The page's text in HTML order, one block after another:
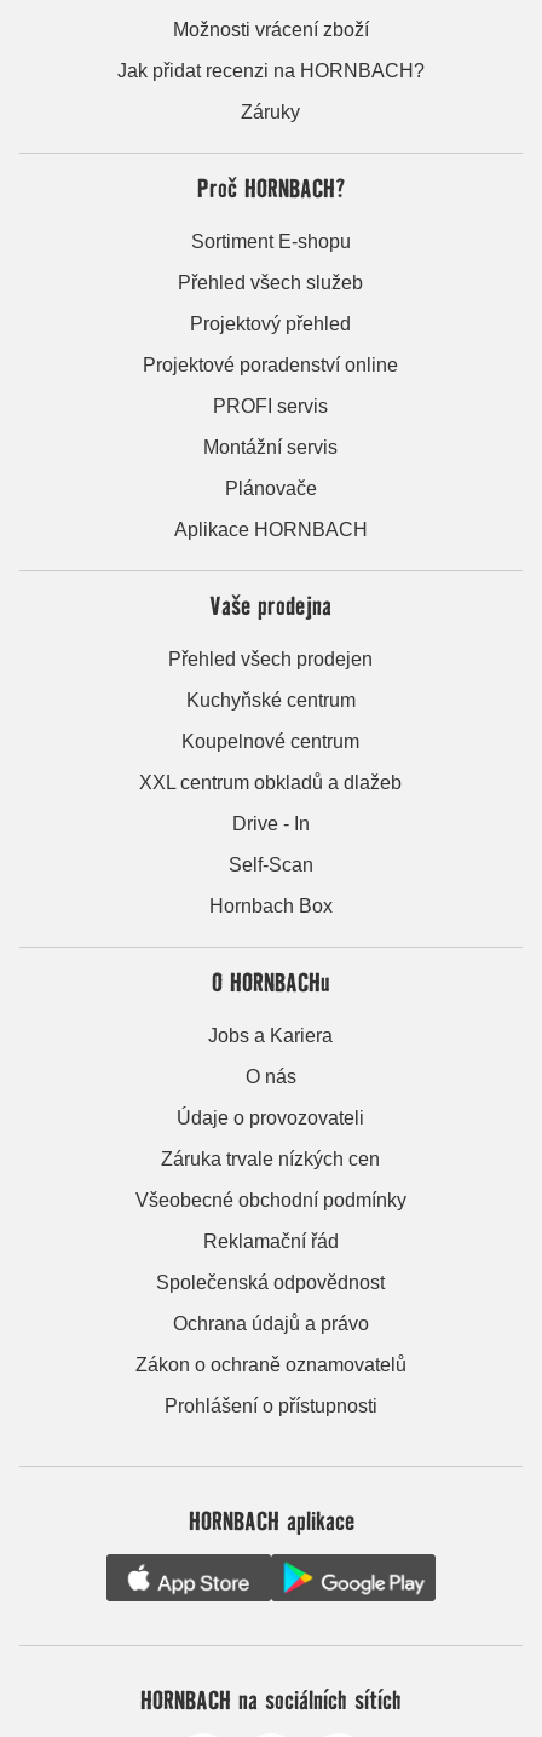
Možnosti vrácení zboží
Jak přidat recenzi na HORNBACH?
Záruky
Proč HORNBACH?
Sortiment E-shopu
Přehled všech služeb
Projektový přehled
Projektové poradenství online
PROFI servis
Montážní servis
Plánovače
Aplikace HORNBACH
Vaše prodejna
Přehled všech prodejen
Kuchyňské centrum
Koupelnové centrum
XXL centrum obkladů a dlažeb
Drive - In
Self-Scan
Hornbach Box
O HORNBACHu
Jobs a Kariera
O nás
Údaje o provozovateli
Záruka trvale nízkých cen
Všeobecné obchodní podmínky
Reklamační řád
Společenská odpovědnost
Ochrana údajů a právo
Zákon o ochraně oznamovatelů
Prohlášení o přístupnosti
HORNBACH aplikace
HORNBACH na sociálních sítích